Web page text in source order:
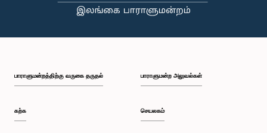
பாராளுமன்றத்திற்கு வருகை தருதல்
கற்க
பாராளுமன்ற அலுவல்கள்
செயலகம்